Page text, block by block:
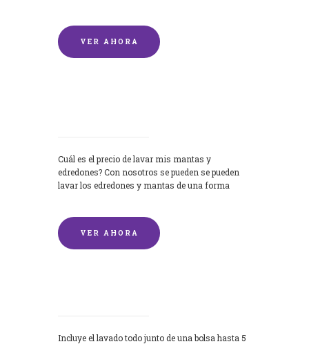
VER AHORA
Cuál es el precio de lavar mis mantas y
edredones? Con nosotros se pueden se pueden
lavar los edredones y mantas de una forma
VER AHORA
Incluye el lavado todo junto de una bolsa hasta 5